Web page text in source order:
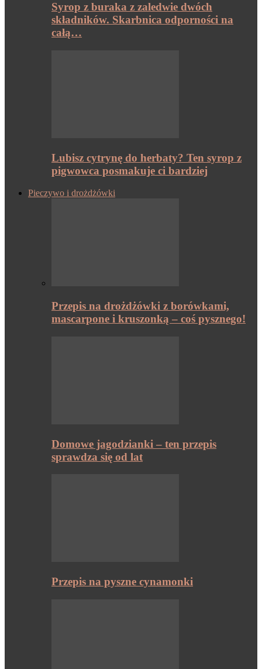
Syrop z buraka z zaledwie dwóch
składników. Skarbnica odporności na
całą…
Lubisz cytrynę do herbaty? Ten syrop z
pigwowca posmakuje ci bardziej
Pieczywo i drożdżówki
Przepis na drożdżówki z borówkami,
mascarpone i kruszonką – coś pysznego!
Domowe jagodzianki – ten przepis
sprawdza się od lat
Przepis na pyszne cynamonki